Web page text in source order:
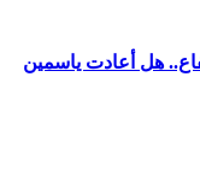
هل أعادت ياسمين